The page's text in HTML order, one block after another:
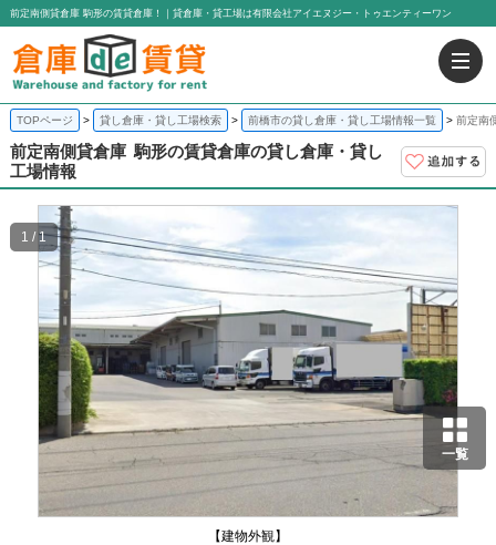
前定南側貸倉庫 駒形の賃貸倉庫！｜貸倉庫・貸工場は有限会社アイエヌジー・トゥエンティーワン
TOPページ 貸し倉庫・貸し工場検索 前橋市の貸し倉庫・貸し工場情報一覧 前定南
前定南側貸倉庫 駒形の賃貸倉庫の貸し倉庫・貸し
工場情報
一覧
【建物外観】
1 / 1